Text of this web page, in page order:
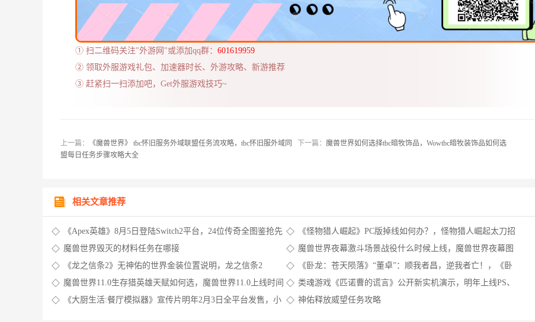
① 扫二维码关注"外游网"或添加qq群： 601619959
② 领取外服游戏礼包、加速器时长、外游攻略、新游推荐
③ 赶紧扫一扫添加吧，Get外服游戏技巧~
上一篇：
《魔兽世界》 tbc怀旧服务外域联盟任务流攻略，tbc怀旧服外域同
盟每日任务步骤攻略大全
下一篇： 魔兽世界如何选择tbc暗牧饰品，Wowtbc暗牧装饰品如何选
相关文章推荐
《Apex英雄》8月5日登陆Switch2平台，24位传奇全图鉴抢先
看，NS玩家狂欢时刻到来！
《怪物猎人崛起》PC版掉线如何办？，怪物猎人崛起太刀招
式 ，怪物猎人崛起掉线
魔兽世界毁灭的材料任务在哪接
魔兽世界夜幕激斗场景战役什么时候上线，魔兽世界夜幕图
纸
《龙之信条2》无神佑的世界金装位置说明，龙之信条2
《卧龙：苍天陨落》“董卓”：顺我者昌，逆我者亡！，《卧
龙:苍天陨落》发售
魔兽世界11.0生存猎英雄天赋如何选，魔兽世界11.0上线时间
类魂游戏《匹诺曹的谎言》公开新实机演示，明年上线PS、
Xbox及PC平台，匹诺曹卡牌游戏
《大厨生活:餐厅模拟器》宣传片明年2月3日全平台发售，小
神佑释放威望任务攻略